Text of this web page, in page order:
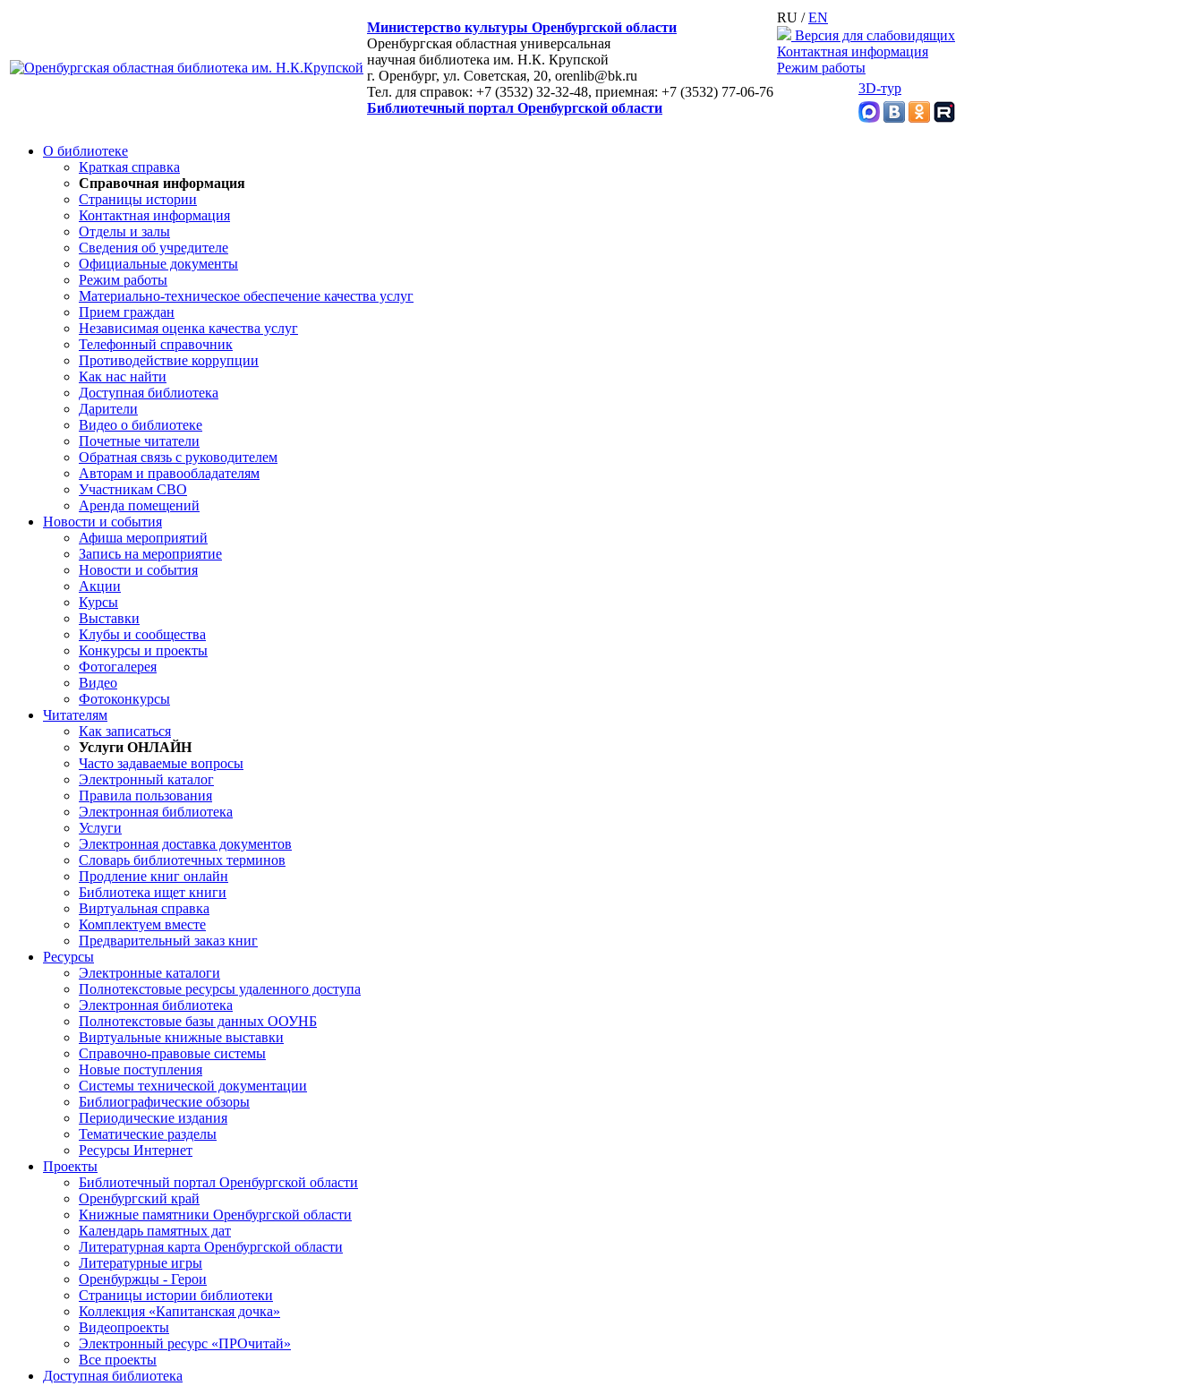
Министерство культуры Оренбургской области
Оренбургская областная универсальная
научная библиотека им. Н.К. Крупской
г. Оренбург, ул. Советская, 20, orenlib@bk.ru
Тел. для справок: +7 (3532) 32-32-48, приемная: +7 (3532) 77-06-76
Библиотечный портал Оренбургской области
RU /EN
Версия для слабовидящих
Контактная информация
Режим работы
3D-тур
О библиотеке
Краткая справка
Справочная информация
Страницы истории
Контактная информация
Отделы и залы
Сведения об учредителе
Официальные документы
Режим работы
Материально-техническое обеспечение качества услуг
Прием граждан
Независимая оценка качества услуг
Телефонный справочник
Противодействие коррупции
Как нас найти
Доступная библиотека
Дарители
Видео о библиотеке
Почетные читатели
Обратная связь с руководителем
Авторам и правообладателям
Участникам СВО
Аренда помещений
Новости и события
Афиша мероприятий
Запись на мероприятие
Новости и события
Акции
Курсы
Выставки
Клубы и сообщества
Конкурсы и проекты
Фотогалерея
Видео
Фотоконкурсы
Читателям
Как записаться
Услуги ОНЛАЙН
Часто задаваемые вопросы
Электронный каталог
Правила пользования
Электронная библиотека
Услуги
Электронная доставка документов
Словарь библиотечных терминов
Продление книг онлайн
Библиотека ищет книги
Виртуальная справка
Комплектуем вместе
Предварительный заказ книг
Ресурсы
Электронные каталоги
Полнотекстовые ресурсы удаленного доступа
Электронная библиотека
Полнотекстовые базы данных ООУНБ
Виртуальные книжные выставки
Справочно-правовые системы
Новые поступления
Cистемы технической документации
Библиографические обзоры
Периодические издания
Тематические разделы
Ресурсы Интернет
Проекты
Библиотечный портал Оренбургской области
Оренбургский край
Книжные памятники Оренбургской области
Календарь памятных дат
Литературная карта Оренбургской области
Литературные игры
Оренбуржцы - Герои
Страницы истории библиотеки
Коллекция «Капитанская дочка»
Видеопроекты
Электронный ресурс «ПРОчитай»
Все проекты
Доступная библиотека